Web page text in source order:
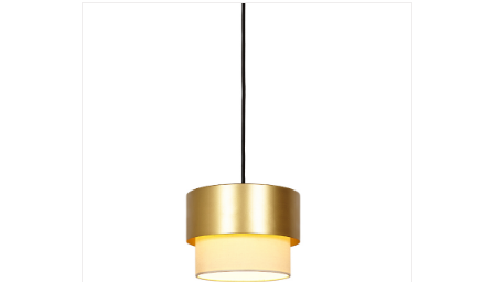
Lámpara de suspensión
Kan doble
VER LÁMPARA